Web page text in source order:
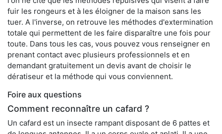
fuir les rongeurs et à les éloigner de la maison sans les
tuer. A l'inverse, on retrouve les méthodes d'extermination
totale qui permettent de les faire disparaître une fois pour
toute. Dans tous les cas, vous pouvez vous renseigner en
prenant contact avec plusieurs professionnels et en
demandant gratuitement un devis avant de choisir le
dératiseur et la méthode qui vous conviennent.
Foire aux questions
Comment reconnaître un cafard ?
Un cafard est un insecte rampant disposant de 6 pattes et